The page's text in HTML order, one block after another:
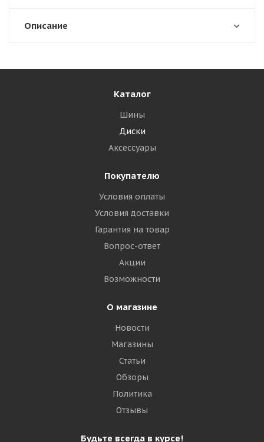
Описание
Каталог
Шины
Диски
Аксессуары
Покупателю
Условия оплаты
Условия доставки
Гарантия на товар
Вопрос-ответ
Акции
Возможности
О магазине
Новости
Магазины
Статьи
Обзоры
Политика
Отзывы
Будьте всегда в курсе!